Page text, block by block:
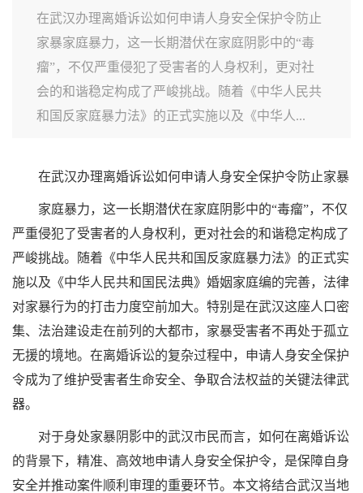
在武汉办理离婚诉讼如何申请人身安全保护令防止
家暴家庭暴力，这一长期潜伏在家庭阴影中的“毒
瘤”，不仅严重侵犯了受害者的人身权利，更对社
会的和谐稳定构成了严峻挑战。随着《中华人民共
和国反家庭暴力法》的正式实施以及《中华人...
在武汉办理离婚诉讼如何申请人身安全保护令防止家暴
家庭暴力，这一长期潜伏在家庭阴影中的“毒瘤”，不仅
严重侵犯了受害者的人身权利，更对社会的和谐稳定构成了
严峻挑战。随着《中华人民共和国反家庭暴力法》的正式实
施以及《中华人民共和国民法典》婚姻家庭编的完善，法律
对家暴行为的打击力度空前加大。特别是在武汉这座人口密
集、法治建设走在前列的大都市，家暴受害者不再处于孤立
无援的境地。在离婚诉讼的复杂过程中，申请人身安全保护
令成为了维护受害者生命安全、争取合法权益的关键法律武
器。
对于身处家暴阴影中的武汉市民而言，如何在离婚诉讼
的背景下，精准、高效地申请人身安全保护令，是保障自身
安全并推动案件顺利审理的重要环节。本文将结合武汉当地